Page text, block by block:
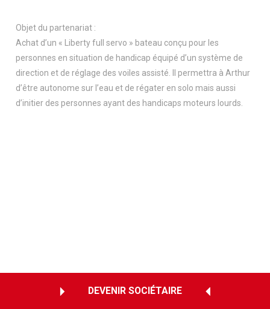
Objet du partenariat :
Achat d’un « Liberty full servo » bateau conçu pour les
personnes en situation de handicap équipé d’un système de
direction et de réglage des voiles assisté. Il permettra à Arthur
d’être autonome sur l’eau et de régater en solo mais aussi
d’initier des personnes ayant des handicaps moteurs lourds.
DEVENIR SOCIÉTAIRE